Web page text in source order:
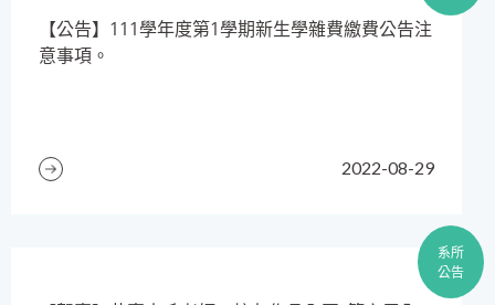
2022-08-29
​【公告】111學年度第1學期新生學雜費繳費公告注
意事項。
系所
公告